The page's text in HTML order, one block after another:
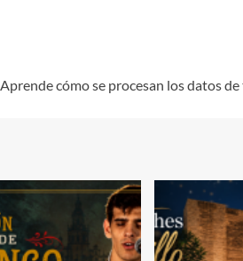
Aprende cómo se procesan los datos